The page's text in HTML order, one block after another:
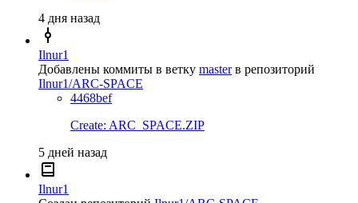
4 дня назад
Ilnur1
Добавлены коммиты в ветку master в репозиторий
Ilnur1/ARC-SPACE
4468bef
Create: ARC_SPACE.ZIP
5 дней назад
Ilnur1